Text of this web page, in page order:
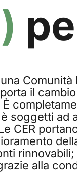
Comunità
il
soggetti ad
CER
alla